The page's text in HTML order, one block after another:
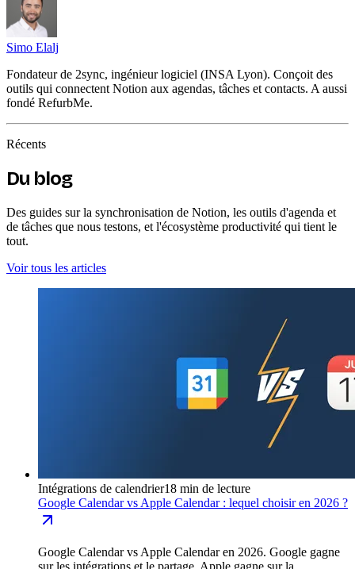
Simo Elalj
Fondateur de 2sync, ingénieur logiciel (INSA Lyon). Conçoit des
outils qui connectent Notion aux agendas, tâches et contacts. A aussi
fondé RefurbMe.
Récents
Du blog
Des guides sur la synchronisation de Notion, les outils d'agenda et
de tâches que nous testons, et l'écosystème productivité qui tient le
tout.
Voir tous les articles
Intégrations de calendrier18 min de lecture
Google Calendar vs Apple Calendar : lequel choisir en 2026 ?
Google Calendar vs Apple Calendar en 2026. Google gagne
sur les intégrations et le partage. Apple gagne sur la